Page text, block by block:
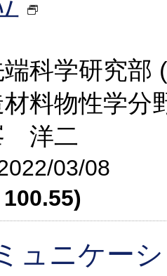
科学研究部
料物性学分
洋二
03/08
ュニケー